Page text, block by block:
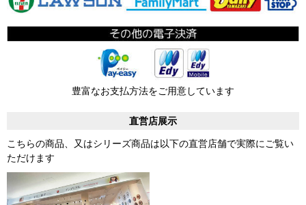
豊富なお支払方法をご用意しています
直営店展示
こちらの商品、又はシリーズ商品は以下の直営店舗で実際にご覧い
ただけます